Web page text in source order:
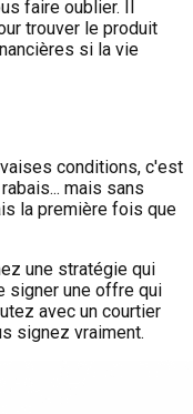
faire oublier. Il
trouver le produit
si la vie
conditions, c'est
mais sans
la première fois que
une stratégie qui
signer une offre qui
avec un courtier
signez vraiment.